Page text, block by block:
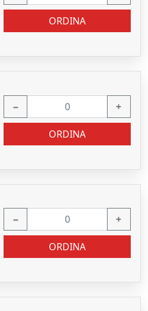
ORDINA
− +
ORDINA
− +
ORDINA